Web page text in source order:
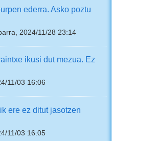
ederra. Asko poztu
2024/11/28 23:14
ikusi dut mezua. Ez
11/03 16:06
ere ez ditut jasotzen
11/03 16:05